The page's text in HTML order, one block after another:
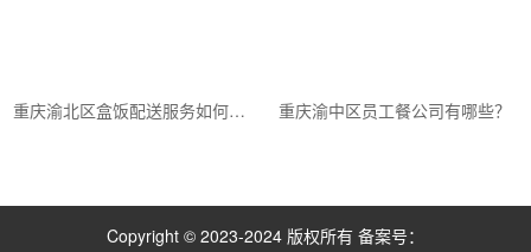
重庆渝北区盒饭配送服务如何订购？ 重庆渝中区员工餐公司有哪些？
Copyright © 2023-2024 版权所有 备案号：